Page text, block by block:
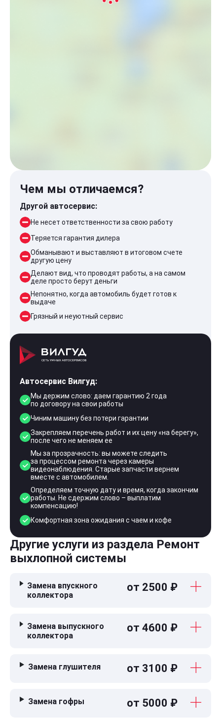
Чем мы отличаемся?
Другой автосервис:
Не несет ответственности за свою работу
Теряется гарантия дилера
Обманывают и выставляют в итоговом счете
другую цену
Делают вид, что проводят работы, а на самом
деле просто берут деньги
Непонятно, когда автомобиль будет готов к
выдаче
Грязный и неуютный сервис
Автосервис Вилгуд:
Мы держим слово: даем гарантию 2 года
по договору на свои работы
Чиним машину без потери гарантии
Закрепляем перечень работ и их цену «на берегу»,
после чего не меняем ее
Мы за прозрачность: вы можете следить
за процессом ремонта через камеры
видеонаблюдения. Старые запчасти вернем
вместе с автомобилем.
Определяем точную дату и время, когда закончим
работы. Не сдержим слово – выплатим
компенсацию!
Комфортная зона ожидания с чаем и кофе
Другие услуги из раздела Ремонт
выхлопной системы
Замена впускного
коллектора
от 2500 ₽
Замена выпускного
коллектора
от 4600 ₽
Замена глушителя от 3100 ₽
Замена гофры от 5000 ₽